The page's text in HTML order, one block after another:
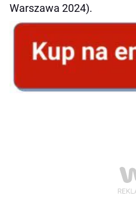
Warszawa 2024).